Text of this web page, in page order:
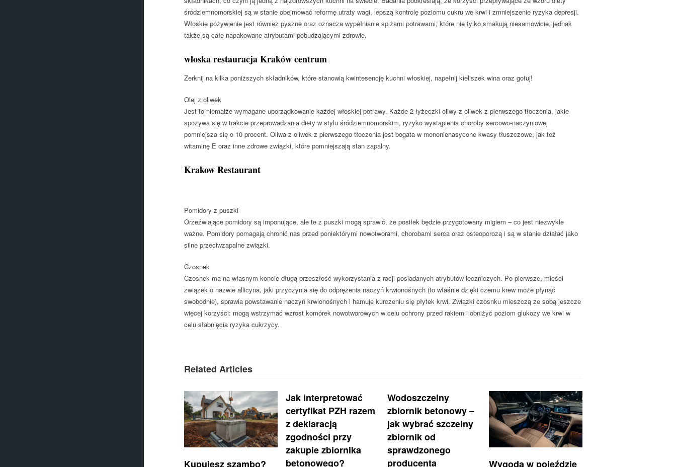
śródziemnomorskiej są w stanie obejmować reformę utraty wagi, lepszą kontrolę poziomu cukru we krwi i zmniejszenie ryzyka depresji.
Włoskie pożywienie jest również pyszne oraz oznacza wypełnianie spiżarni potrawami, które nie tylko smakują niesamowicie, jednak
także są całe napakowane atrybutami pobudzającymi zdrowie.
włoska restauracja Kraków centrum
Zerknij na kilka poniższych składników, które stanowią kwintesencję kuchni włoskiej, napełnij kieliszek wina oraz gotuj!
Olej z oliwek
Jest to niemalże wymagane uporządkowanie każdej włoskiej potrawy. Każde 2 łyżeczki oliwy z oliwek z pierwszego tłoczenia, jakie
spożywa się w trakcie przeprowadzania diety w stylu śródziemnomorskim, ryzyko wystąpienia choroby sercowo-naczyniowej
pomniejsza się o 10 procent. Oliwa z oliwek z pierwszego tłoczenia jest bogata w mononienasycone kwasy tłuszczowe, jak też
witaminę E oraz inne zdrowe związki, które pomniejszają stan zapalny.
Krakow Restaurant
Pomidory z puszki
Orzeźwiające pomidory są imponujące, ale te z puszki mogą sprawić, że posiłek będzie przygotowany migiem – co jest niezwykle
ważne. Pomidory pomagają chronić nas przed poniektórymi nowotworami, chorobami serca oraz osteoporozą i są w stanie działać jako
silne przeciwzapalne związki.
Czosnek
Czosnek ma na własnym koncie długą przeszłość wykorzystania z racji posiadanych atrybutów leczniczych. Po pierwsze, mieści
związek o nazwie allicyna, jaki przyczynia się do odprężenia naczyń krwionośnych (to właśnie dzięki czemu krew może płynąć
swobodnie), sprawia powstawanie naczyń krwionośnych i hamuje kurczeniu się płytek krwi. Związki czosnku mieszczą ze sobą jeszcze
więcej korzyści: mogą wstrzymać wzrost komórek nowotworowych w celu ochrony przed rakiem i obniżyć poziom glukozy we krwi w
celu słabnięcia ryzyka cukrzycy.
Related Articles
Kupujesz szambo?
Jak interpretować
certyfikat PZH razem
z deklaracją
zgodności przy
zakupie zbiornika
betonowego?
Wodoszczelny
zbiornik betonowy –
jak wybrać szczelny
zbiornik od
sprawdzonego
producenta
Wygoda w pojeździe